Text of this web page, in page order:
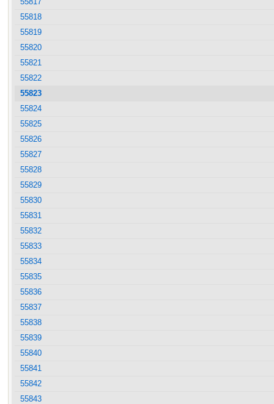
55818
55819
55820
55821
55822
55823
55824
55825
55826
55827
55828
55829
55830
55831
55832
55833
55834
55835
55836
55837
55838
55839
55840
55841
55842
55843